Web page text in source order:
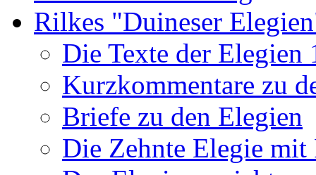
Rilkes "Duineser
Die Texte der Elegien
Kurzkommentare zu
Briefe zu den Elegien
Die Zehnte Elegie